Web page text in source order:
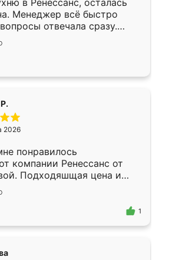
в Ренессанс, осталась
Менеджер всё быстро
отвечала сразу.
в субботу, подошёл к
Собрали
работали аккуратно, даже
2026
понравилось
компании Ренессанс от
Подходяшщая цена и
изготовления. Приехавший
Владислав
эскизу самый
1